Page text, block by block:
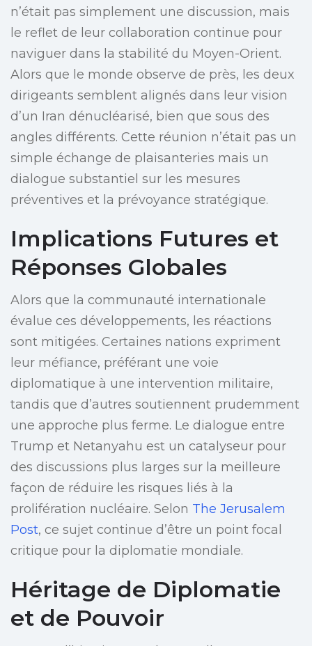
n’était pas simplement une discussion, mais
le reflet de leur collaboration continue pour
naviguer dans la stabilité du Moyen-Orient.
Alors que le monde observe de près, les deux
dirigeants semblent alignés dans leur vision
d’un Iran dénucléarisé, bien que sous des
angles différents. Cette réunion n’était pas un
simple échange de plaisanteries mais un
dialogue substantiel sur les mesures
préventives et la prévoyance stratégique.
Implications Futures et
Réponses Globales
Alors que la communauté internationale
évalue ces développements, les réactions
sont mitigées. Certaines nations expriment
leur méfiance, préférant une voie
diplomatique à une intervention militaire,
tandis que d’autres soutiennent prudemment
une approche plus ferme. Le dialogue entre
Trump et Netanyahu est un catalyseur pour
des discussions plus larges sur la meilleure
façon de réduire les risques liés à la
prolifération nucléaire. Selon The Jerusalem
Post, ce sujet continue d’être un point focal
critique pour la diplomatie mondiale.
Héritage de Diplomatie
et de Pouvoir